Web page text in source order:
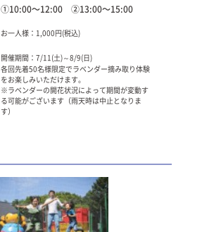
①10:00～12:00 ②13:00～15:00
お一人様：1,000円(税込)
開催期間：7/11(土)～8/9(日)
各回先着50名様限定でラベンダー摘み取り体験
をお楽しみいただけます。
※ラベンダーの開花状況によって期間が変動す
る可能がございます（雨天時は中止となりま
す）